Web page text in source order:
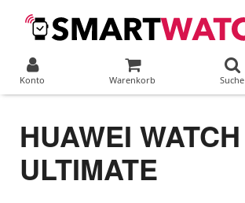
Konto Warenkorb Suche
HUAWEI WATCH
ULTIMATE